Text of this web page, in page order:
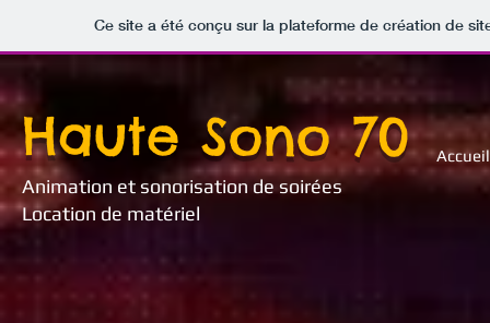
Ce site a été conçu sur la plateforme de création de
Haute Sono 70
Animation et sonorisation de soirées
Location de matériel
Accueil